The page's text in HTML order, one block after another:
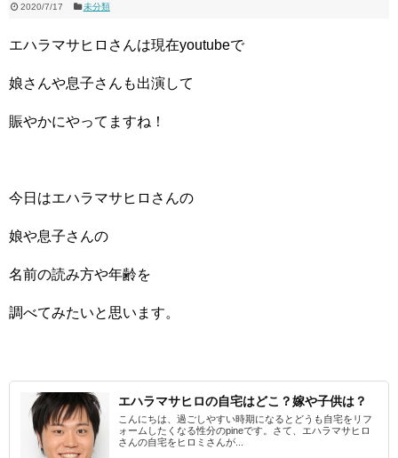
2020/7/17 未分類
エハラマサヒロさんは現在youtubeで
娘さんや息子さんも出演して
賑やかにやってますね！
今日はエハラマサヒロさんの
娘や息子さんの
名前の読み方や年齢を
調べてみたいと思います。
エハラマサヒロの自宅はどこ？嫁や子供は？
こんにちは、過ごしやすい時期になるとどうも自宅をリフ
ォームしたくなる性分のpineです。さて、エハラマサヒロ
さんの自宅をヒロミさんが...